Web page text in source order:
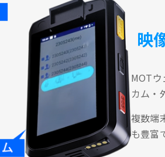
映
MOT
カム・
複数端
も豊富